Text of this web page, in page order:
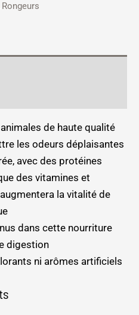
Rongeurs
de haute qualité
les odeurs déplaisantes
avec des protéines
des vitamines et
la vitalité de
dans cette nourriture
digestion
ni arômes artificiels